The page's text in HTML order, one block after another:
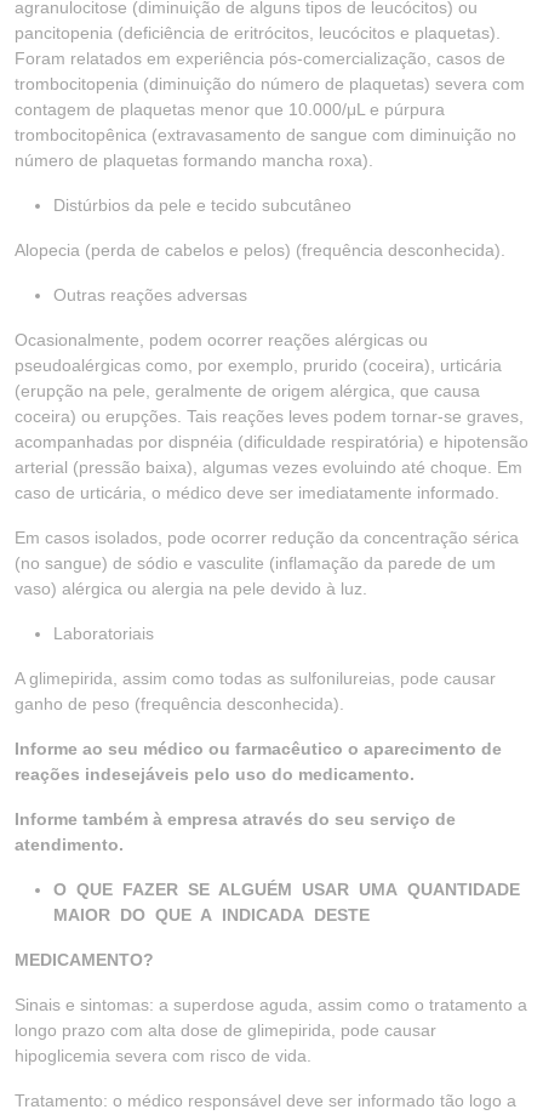
agranulocitose (diminuição de alguns tipos de leucócitos) ou
pancitopenia (deficiência de eritrócitos, leucócitos e plaquetas).
Foram relatados em experiência pós-comercialização, casos de
trombocitopenia (diminuição do número de plaquetas) severa com
contagem de plaquetas menor que 10.000/μL e púrpura
trombocitopênica (extravasamento de sangue com diminuição no
número de plaquetas formando mancha roxa).
Distúrbios da pele e tecido subcutâneo
Alopecia (perda de cabelos e pelos) (frequência desconhecida).
Outras reações adversas
Ocasionalmente, podem ocorrer reações alérgicas ou
pseudoalérgicas como, por exemplo, prurido (coceira), urticária
(erupção na pele, geralmente de origem alérgica, que causa
coceira) ou erupções. Tais reações leves podem tornar-se graves,
acompanhadas por dispnéia (dificuldade respiratória) e hipotensão
arterial (pressão baixa), algumas vezes evoluindo até choque. Em
caso de urticária, o médico deve ser imediatamente informado.
Em casos isolados, pode ocorrer redução da concentração sérica
(no sangue) de sódio e vasculite (inflamação da parede de um
vaso) alérgica ou alergia na pele devido à luz.
Laboratoriais
A glimepirida, assim como todas as sulfonilureias, pode causar
ganho de peso (frequência desconhecida).
Informe ao seu médico ou farmacêutico o aparecimento de
reações indesejáveis pelo uso do medicamento.
Informe também à empresa através do seu serviço de
atendimento.
O QUE FAZER SE ALGUÉM USAR UMA QUANTIDADE
MAIOR DO QUE A INDICADA DESTE
MEDICAMENTO?
Sinais e sintomas: a superdose aguda, assim como o tratamento a
longo prazo com alta dose de glimepirida, pode causar
hipoglicemia severa com risco de vida.
Tratamento: o médico responsável deve ser informado tão logo a